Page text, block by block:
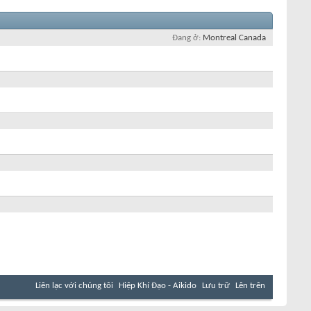
Đang ở Montreal Canada
Liên lạc với chúng tôi Hiệp Khí Đạo - Aikido Lưu trữ Lên trên